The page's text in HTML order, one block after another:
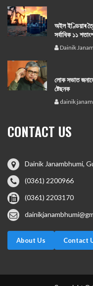
অইল ইণ্ডিয়াৰ
সর্বাধিক ১১
Dainik
লোক সভাত
ষ্টেছনক
dainik
CONTACT US
Dainik Janambhumi,
(0361) 2200966
(0361) 2203170
About Us Contact